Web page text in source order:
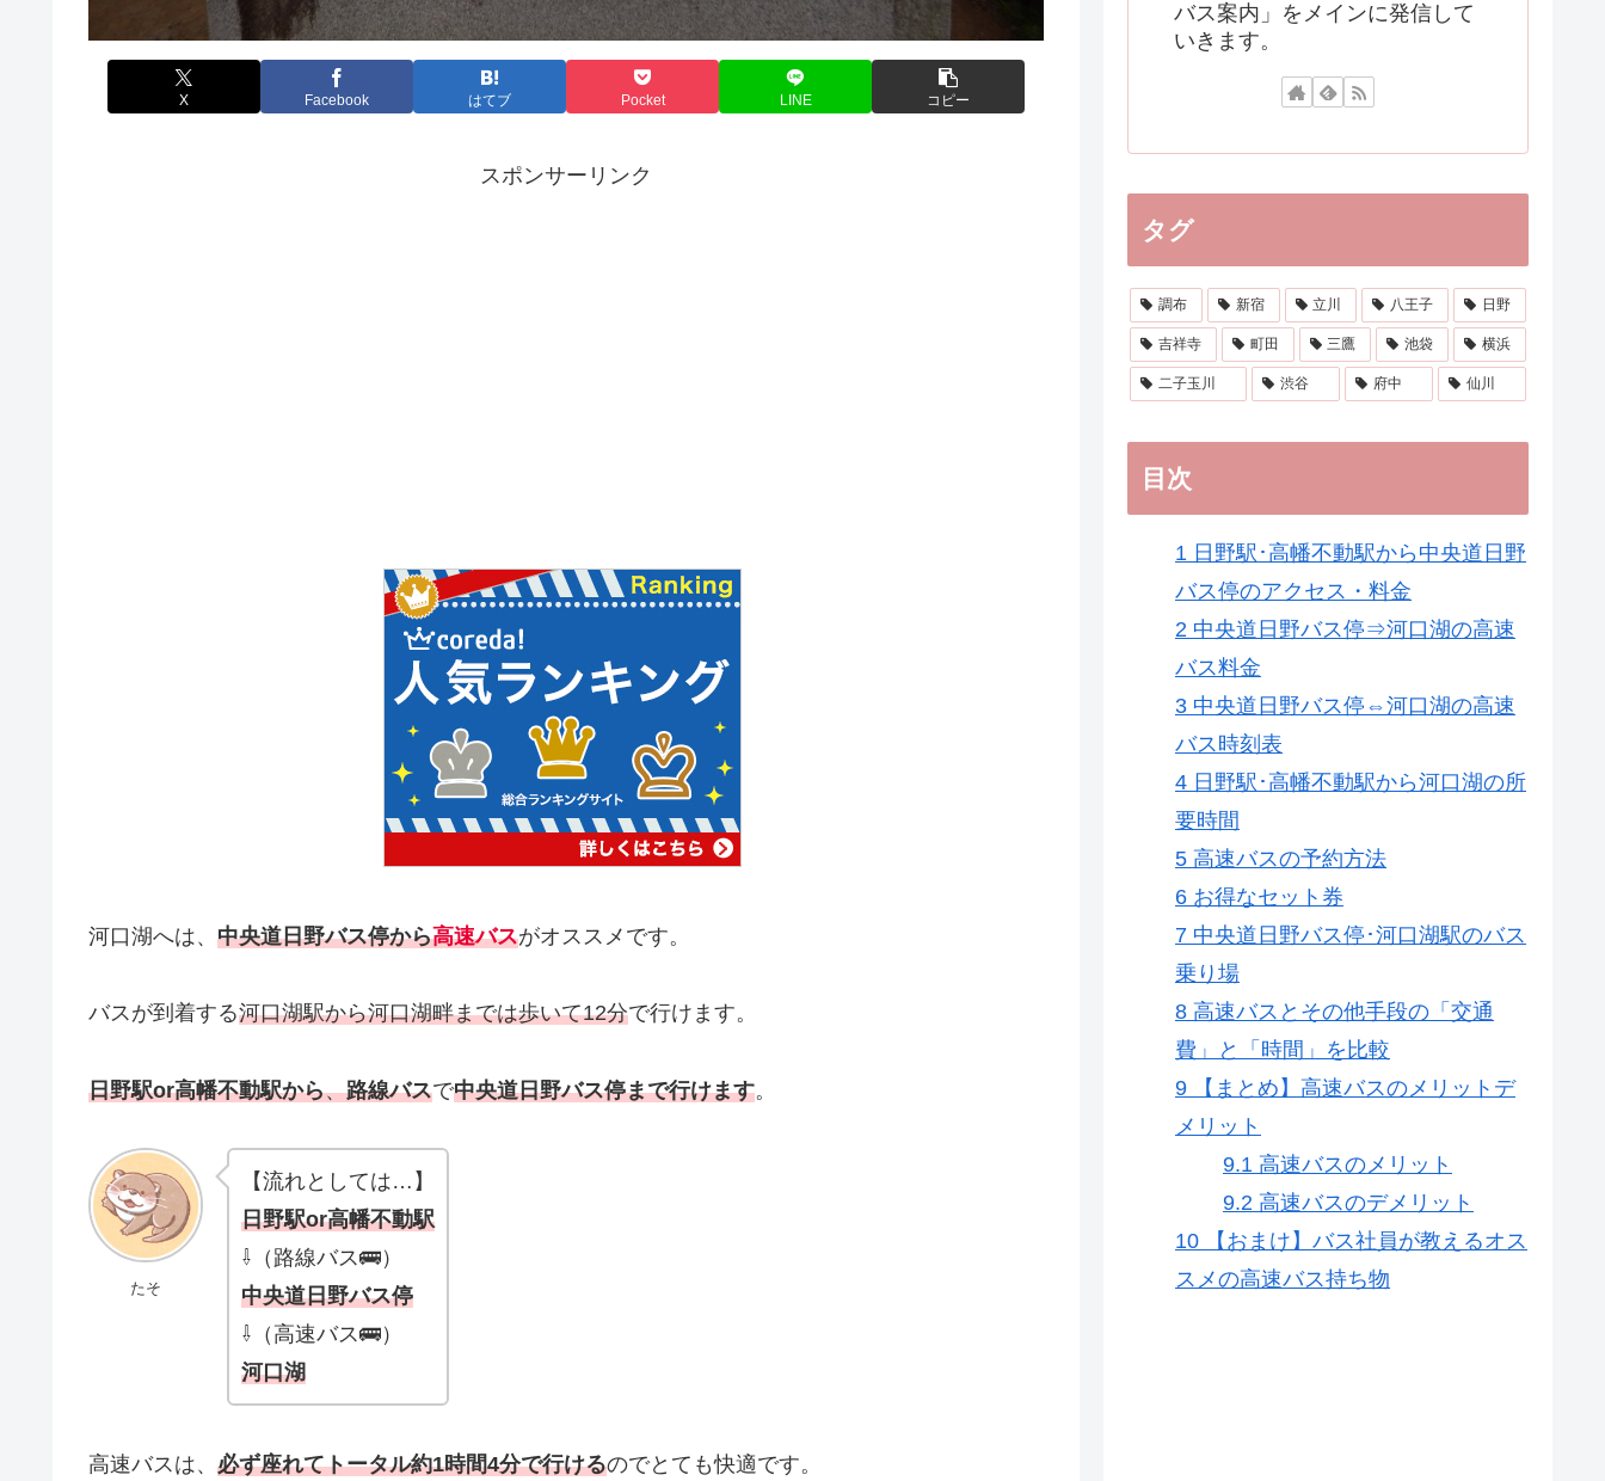
X Facebook はてブ Pocket LINE コピー
スポンサーリンク
河口湖へは、 中央道日野バス停から高速バスがオススメです。
バスが到着する河口湖駅から河口湖畔までは歩いて12分で行けます。
日野駅or高幡不動駅から、路線バスで中央道日野バス停まで行けます。
たそ
【流れとしては…】
日野駅or高幡不動駅
⇩（路線バス🚌）
中央道日野バス停
⇩（高速バス🚌）
河口湖
高速バスは、 必ず座れてトータル約1時間4分で行けるのでとても快適です。
バス案内」をメインに発信して
いきます。
タグ
調布 新宿 立川 八王子 日野
吉祥寺 町田 三鷹 池袋 横浜
二子玉川 渋谷 府中 仙川
目次
1 日野駅･高幡不動駅から中央道日野
バス停のアクセス・料金
2 中央道日野バス停⇒河口湖の高速
バス料金
3 中央道日野バス停⇔河口湖の高速
バス時刻表
4 日野駅･高幡不動駅から河口湖の所
要時間
5 高速バスの予約方法
6 お得なセット券
7 中央道日野バス停･河口湖駅のバス
乗り場
8 高速バスとその他手段の「交通
費」と「時間」を比較
9 【まとめ】高速バスのメリットデ
メリット
9.1 高速バスのメリット
9.2 高速バスのデメリット
10 【おまけ】バス社員が教えるオス
スメの高速バス持ち物